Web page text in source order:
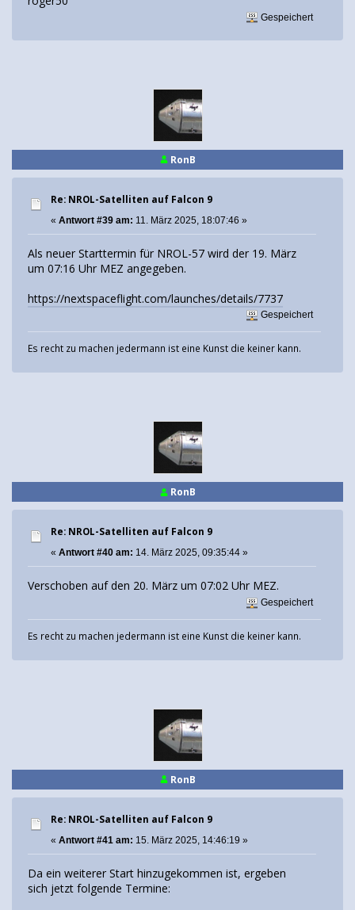
Gespeichert
RonB
Re: NROL-Satelliten auf Falcon 9
« Antwort #39 am: 11. März 2025, 18:07:46 »
Als neuer Starttermin für NROL-57 wird der 19. März
um 07:16 Uhr MEZ angegeben.
https://nextspaceflight.com/launches/details/7737
Gespeichert
Es recht zu machen jedermann ist eine Kunst die keiner kann.
RonB
Re: NROL-Satelliten auf Falcon 9
« Antwort #40 am: 14. März 2025, 09:35:44 »
Verschoben auf den 20. März um 07:02 Uhr MEZ.
Gespeichert
Es recht zu machen jedermann ist eine Kunst die keiner kann.
RonB
Re: NROL-Satelliten auf Falcon 9
« Antwort #41 am: 15. März 2025, 14:46:19 »
Da ein weiterer Start hinzugekommen ist, ergeben
sich jetzt folgende Termine: